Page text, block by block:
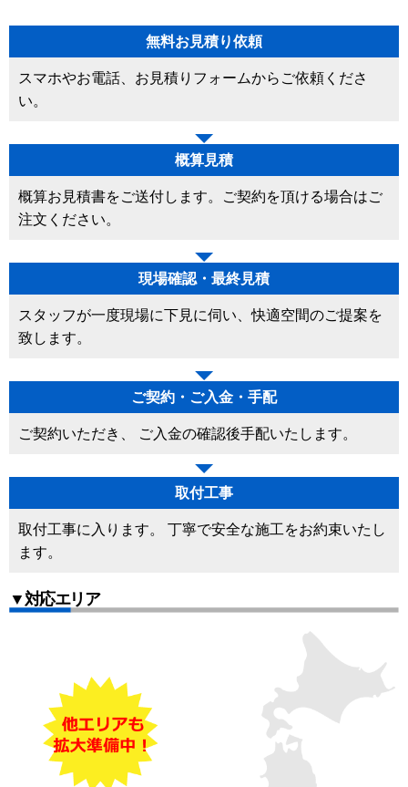
無料お見積り依頼
スマホやお電話、お見積りフォームからご依頼くださ
い。
概算見積
概算お見積書をご送付します。ご契約を頂ける場合はご
注文ください。
現場確認・最終見積
スタッフが一度現場に下見に伺い、快適空間のご提案を
致します。
ご契約・ご入金・手配
ご契約いただき、 ご入金の確認後手配いたします。
取付工事
取付工事に入ります。 丁寧で安全な施工をお約束いたし
ます。
▼対応エリア